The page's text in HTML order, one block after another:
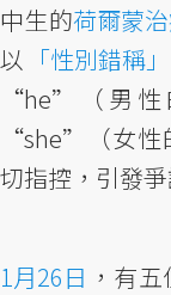
中生的荷爾蒙
以 「性別錯稱」
“he”（男
“she”（女性
切指控，引發爭
1月26日 ，有